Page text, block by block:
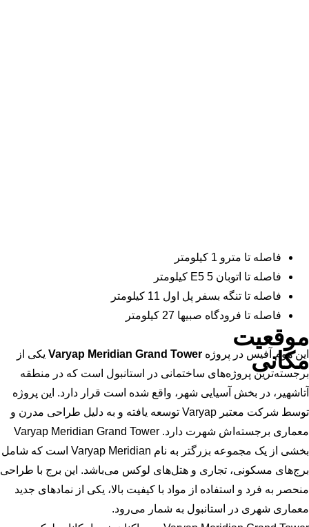
فاصله تا مترو 1 کیلومتر
فاصله تا اتوبان E5 5 کیلومتر
فاصله تا تنگه بسفر پل اول 11 کیلومتر
فاصله تا فرودگاه صبیها 27 کیلومتر
موقعیت
مکانی
این هوم آفیس در پروژه Varyap Meridian Grand Tower یکی از
برجسته‌ترین پروژه‌های ساختمانی در استانبول است که در منطقه
آتاشهیر، در بخش آسیایی شهر، واقع شده است قرار دارد. این پروژه
توسط شرکت معتبر Varyap توسعه یافته و به دلیل طراحی مدرن و
معماری برجسته‌اش شهرت دارد. Varyap Meridian Grand Tower
بخشی از یک مجموعه بزرگتر به نام Varyap Meridian است که شامل
برج‌های مسکونی، تجاری و هتل‌های لوکس می‌باشد. این برج با طراحی
منحصر به فرد و استفاده از مواد با کیفیت بالا، یکی از نمادهای جدید
معماری شهری در استانبول به شمار می‌رود.